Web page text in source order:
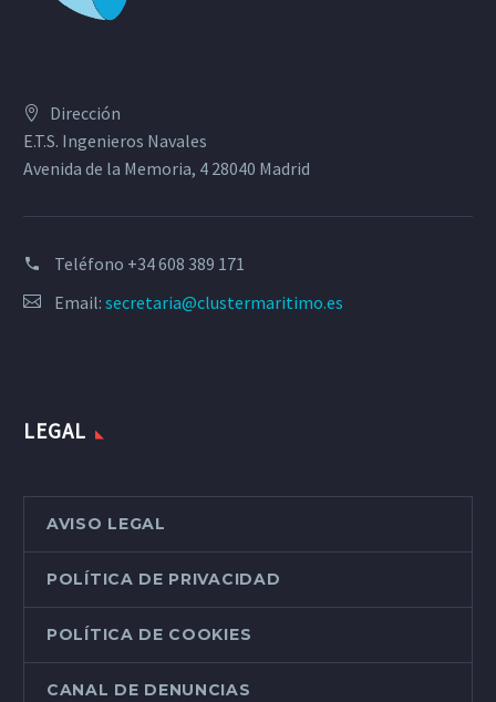
Dirección
E.T.S. Ingenieros Navales
Avenida de la Memoria, 4 28040 Madrid
Teléfono +34 608 389 171
Email: secretaria@clustermaritimo.es
LEGAL
AVISO LEGAL
POLÍTICA DE PRIVACIDAD
POLÍTICA DE COOKIES
CANAL DE DENUNCIAS